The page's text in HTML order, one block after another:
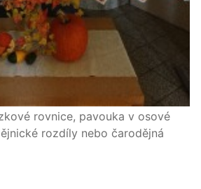
rovnice, pavouka v osové
rozdíly nebo čarodějná